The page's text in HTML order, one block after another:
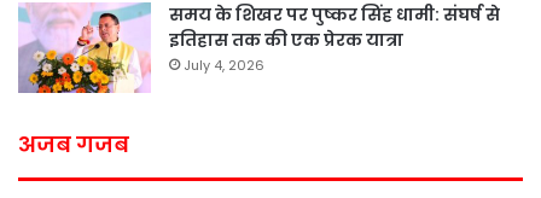
समय के शिखर पर पुष्कर सिंह धामी: संघर्ष से
इतिहास तक की एक प्रेरक यात्रा
July 4, 2026
अजब गजब